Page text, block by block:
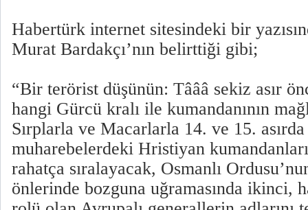
Habertürk internet sitesindeki bir
Murat Bardakçı’nın belirttiği gibi;
“Bir terörist düşünün: Tâââ sekiz asır
hangi Gürcü kralı ile kumandanının
Sırplarla ve Macarlarla 14. ve 15.
muharebelerdeki Hristiyan
rahatça sıralayacak, Osmanlı
önlerinde bozguna uğramasında ikinci,